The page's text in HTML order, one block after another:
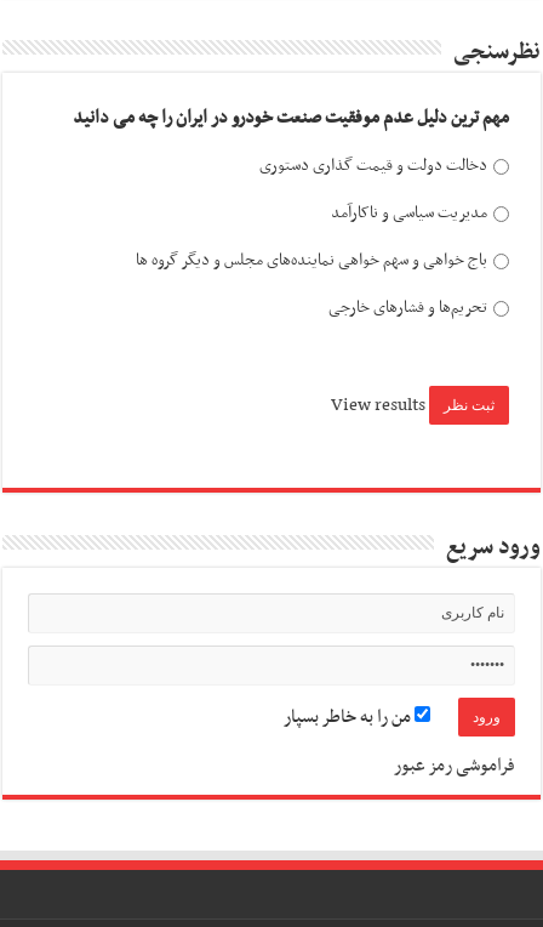
نظرسنجی
مهم ترین دلیل عدم موفقیت صنعت خودرو در ایران را چه می دانید
دخالت دولت و قیمت گذاری دستوری
مدیریت سیاسی و ناکارآمد
باج خواهی و سهم خواهی نماینده‌های مجلس و دیگر گروه ها
تحریم‌ها و فشارهای خارجی
View results
ورود سریع
من را به خاطر بسپار
فراموشی رمز عبور